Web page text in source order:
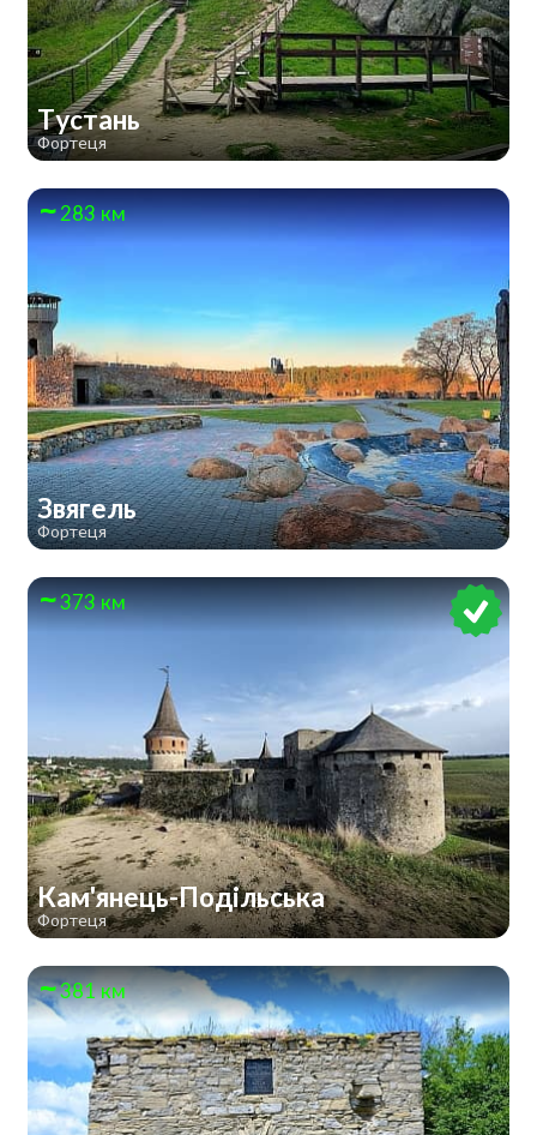
Тустань
Фортеця
283 км
Звягель
Фортеця
373 км
Кам'янець-Подільська
Фортеця
381 км